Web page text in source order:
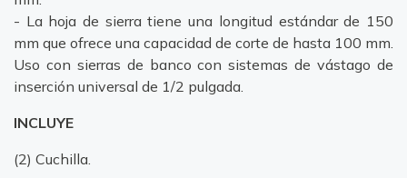
- La hoja de sierra tiene una longitud estándar de 150
mm que ofrece una capacidad de corte de hasta 100 mm.
Uso con sierras de banco con sistemas de vástago de
inserción universal de 1/2 pulgada.
INCLUYE
(2) Cuchilla.